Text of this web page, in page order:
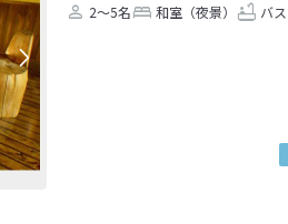
2～5名 和室（夜景） バス